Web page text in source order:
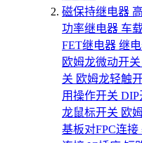
磁保持继电器
功率继电器 车
FET继电器 继
欧姆龙微动开关
关 欧姆龙轻触
用操作开关 DIP
龙鼠标开关 欧
基板对FPC连接